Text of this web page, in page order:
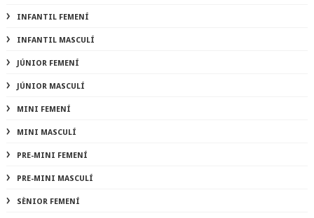
INFANTIL FEMENÍ
INFANTIL MASCULÍ
JÚNIOR FEMENÍ
JÚNIOR MASCULÍ
MINI FEMENÍ
MINI MASCULÍ
PRE-MINI FEMENÍ
PRE-MINI MASCULÍ
SÈNIOR FEMENÍ